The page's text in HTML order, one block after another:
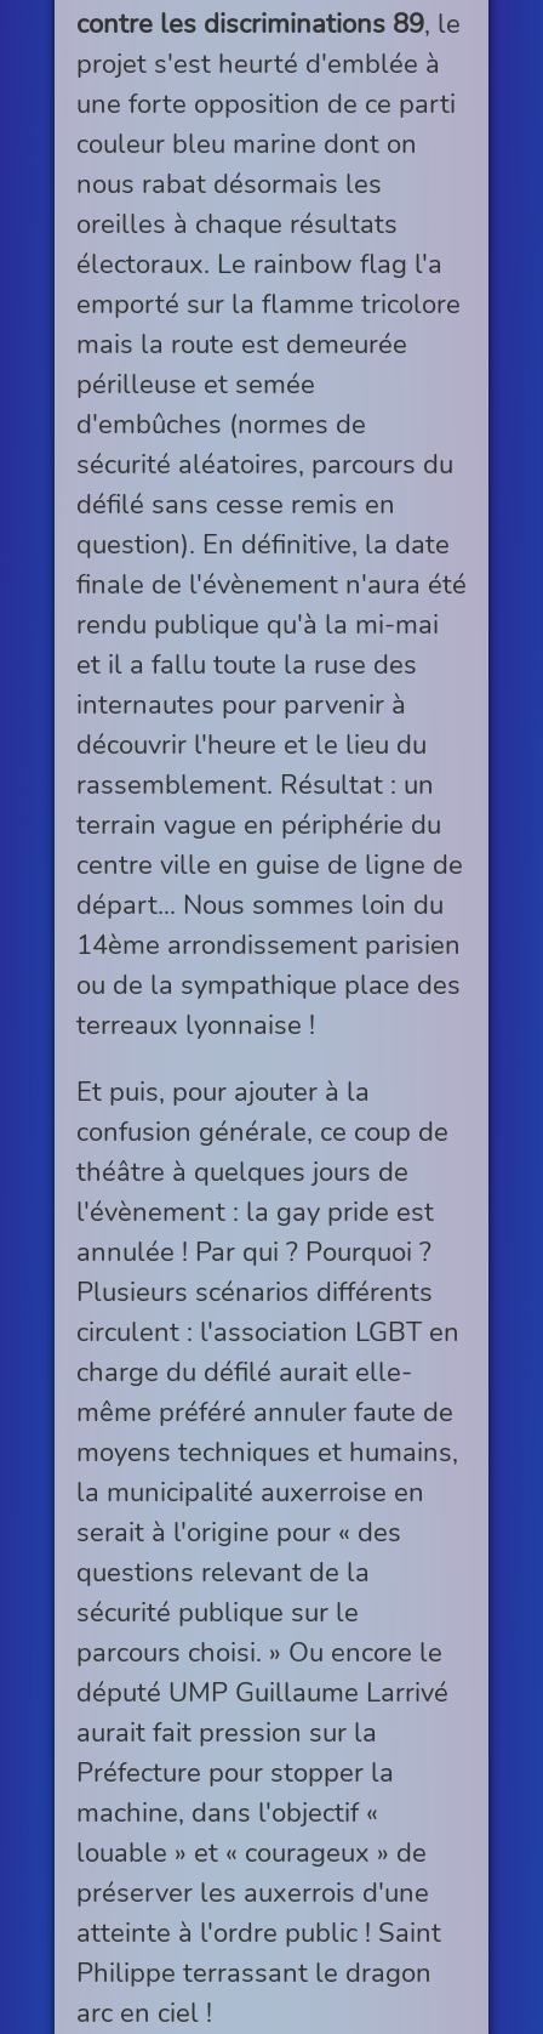
contre les discriminations 89, le
projet s'est heurté d'emblée à
une forte opposition de ce parti
couleur bleu marine dont on
nous rabat désormais les
oreilles à chaque résultats
électoraux. Le rainbow flag l'a
emporté sur la flamme tricolore
mais la route est demeurée
périlleuse et semée
d'embûches (normes de
sécurité aléatoires, parcours du
défilé sans cesse remis en
question). En définitive, la date
finale de l'évènement n'aura été
rendu publique qu'à la mi-mai
et il a fallu toute la ruse des
internautes pour parvenir à
découvrir l'heure et le lieu du
rassemblement. Résultat : un
terrain vague en périphérie du
centre ville en guise de ligne de
départ... Nous sommes loin du
14ème arrondissement parisien
ou de la sympathique place des
terreaux lyonnaise !
Et puis, pour ajouter à la
confusion générale, ce coup de
théâtre à quelques jours de
l'évènement : la gay pride est
annulée ! Par qui ? Pourquoi ?
Plusieurs scénarios différents
circulent : l'association LGBT en
charge du défilé aurait elle-
même préféré annuler faute de
moyens techniques et humains,
la municipalité auxerroise en
serait à l'origine pour « des
questions relevant de la
sécurité publique sur le
parcours choisi. » Ou encore le
député UMP Guillaume Larrivé
aurait fait pression sur la
Préfecture pour stopper la
machine, dans l'objectif «
louable » et « courageux » de
préserver les auxerrois d'une
atteinte à l'ordre public ! Saint
Philippe terrassant le dragon
arc en ciel !